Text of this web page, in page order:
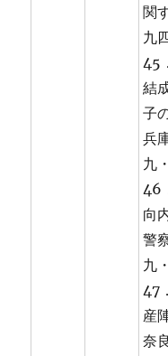
関
九
45
結
子
兵
九
46
向
警
九
47
産
奈